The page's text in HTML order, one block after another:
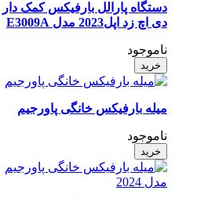
دستگاه پارالل بارفیکس کمک دار
دی اچ زد اپل2023 مدل E3009A
ناموجود
میله بارفیکس خانگی پاورجیم
ناموجود